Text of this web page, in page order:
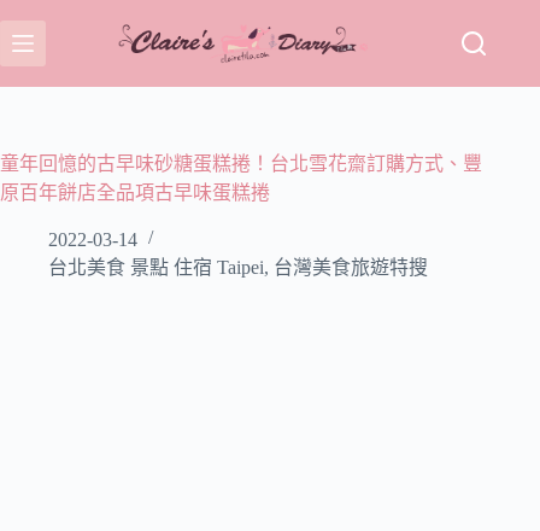
至
主
容
童年回憶的古早味砂糖蛋糕捲！台北雪花齋訂購方式、豐
原百年餅店全品項古早味蛋糕捲
2022-03-14
台北美食 景點 住宿 Taipei, 台灣美食旅遊特搜